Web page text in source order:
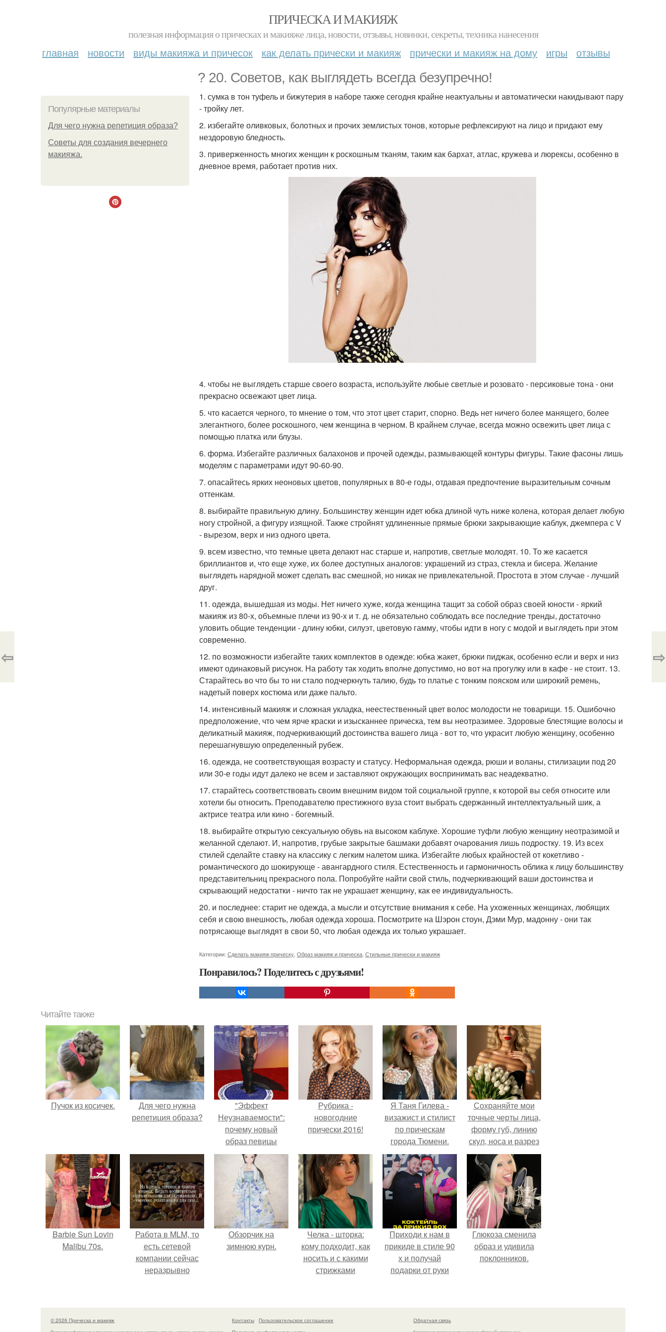
ПРИЧЕСКА И МАКИЯЖ
полезная информация о прическах и макияже лица, новости, отзывы, новинки, секреты, техника нанесения
главная новости виды макияжа и причесок как делать прически и макияж прически и макияж на дому игры отзывы
? 20. Советов, как выглядеть всегда безупречно!
Популярные материалы
Для чего нужна репетиция образа?
Советы для создания вечернего
макияжа.
1. сумка в тон туфель и бижутерия в наборе также сегодня крайне неактуальны и автоматически накидывают пару
- тройку лет.
2. избегайте оливковых, болотных и прочих землистых тонов, которые рефлексируют на лицо и придают ему
нездоровую бледность.
3. приверженность многих женщин к роскошным тканям, таким как бархат, атлас, кружева и люрексы, особенно в
дневное время, работает против них.
4. чтобы не выглядеть старше своего возраста, используйте любые светлые и розовато - персиковые тона - они
прекрасно освежают цвет лица.
5. что касается черного, то мнение о том, что этот цвет старит, спорно. Ведь нет ничего более манящего, более
элегантного, более роскошного, чем женщина в черном. В крайнем случае, всегда можно освежить цвет лица с
помощью платка или блузы.
6. форма. Избегайте различных балахонов и прочей одежды, размывающей контуры фигуры. Такие фасоны лишь
моделям с параметрами идут 90-60-90.
7. опасайтесь ярких неоновых цветов, популярных в 80-е годы, отдавая предпочтение выразительным сочным
оттенкам.
8. выбирайте правильную длину. Большинству женщин идет юбка длиной чуть ниже колена, которая делает любую
ногу стройной, а фигуру изящной. Также стройнят удлиненные прямые брюки закрывающие каблук, джемпера с V
- вырезом, верх и низ одного цвета.
9. всем известно, что темные цвета делают нас старше и, напротив, светлые молодят. 10. То же касается
бриллиантов и, что еще хуже, их более доступных аналогов: украшений из страз, стекла и бисера. Желание
выглядеть нарядной может сделать вас смешной, но никак не привлекательной. Простота в этом случае - лучший
друг.
11. одежда, вышедшая из моды. Нет ничего хуже, когда женщина тащит за собой образ своей юности - яркий
макияж из 80-х, объемные плечи из 90-х и т. д. не обязательно соблюдать все последние тренды, достаточно
уловить общие тенденции - длину юбки, силуэт, цветовую гамму, чтобы идти в ногу с модой и выглядеть при этом
современно.
12. по возможности избегайте таких комплектов в одежде: юбка жакет, брюки пиджак, особенно если и верх и низ
имеют одинаковый рисунок. На работу так ходить вполне допустимо, но вот на прогулку или в кафе - не стоит. 13.
Старайтесь во что бы то ни стало подчеркнуть талию, будь то платье с тонким пояском или широкий ремень,
надетый поверх костюма или даже пальто.
14. интенсивный макияж и сложная укладка, неестественный цвет волос молодости не товарищи. 15. Ошибочно
предположение, что чем ярче краски и изысканнее прическа, тем вы неотразимее. Здоровые блестящие волосы и
деликатный макияж, подчеркивающий достоинства вашего лица - вот то, что украсит любую женщину, особенно
перешагнувшую определенный рубеж.
16. одежда, не соответствующая возрасту и статусу. Неформальная одежда, рюши и воланы, стилизации под 20
или 30-е годы идут далеко не всем и заставляют окружающих воспринимать вас неадекватно.
17. старайтесь соответствовать своим внешним видом той социальной группе, к которой вы себя относите или
хотели бы относить. Преподавателю престижного вуза стоит выбрать сдержанный интеллектуальный шик, а
актрисе театра или кино - богемный.
18. выбирайте открытую сексуальную обувь на высоком каблуке. Хорошие туфли любую женщину неотразимой и
желанной сделают. И, напротив, грубые закрытые башмаки добавят очарования лишь подростку. 19. Из всех
стилей сделайте ставку на классику с легким налетом шика. Избегайте любых крайностей от кокетливо -
романтического до шокирующе - авангардного стиля. Естественность и гармоничность облика к лицу большинству
представительниц прекрасного пола. Попробуйте найти свой стиль, подчеркивающий ваши достоинства и
скрывающий недостатки - ничто так не украшает женщину, как ее индивидуальность.
20. и последнее: старит не одежда, а мысли и отсутствие внимания к себе. На ухоженных женщинах, любящих
себя и свою внешность, любая одежда хороша. Посмотрите на Шэрон стоун, Дэми Мур, мадонну - они так
потрясающе выглядят в свои 50, что любая одежда их только украшает.
Категории: Сделать макияж прическу Образ макияж и прическа Стильные прически и макияж
Понравилось? Поделитесь с друзьями!
⇦ ⇨
Читайте также
Пучок из косичек.
Для чего нужна
репетиция образа?
"Эффект
Неузнаваемости":
почему новый
образ певицы
вызвал споры о
гранях
возможного?
Рубрика -
новогодние
прически 2016!
Я Таня Гилева -
визажист и стилист
по прическам
города Тюмени.
Сохраняйте мои
точные черты лица,
форму губ, линию
скул, носа и разрез
глаз.
Barbie Sun Lovin
Malibu 70s.
Работа в MLM, то
есть сетевой
компании сейчас
неразрывно
своей страницы в
Обзорчик на
зимнюю курн.
Челка - шторка:
кому подходит, как
носить и с какими
стрижками
Приходи к нам в
прикиде в стиле 90
х и получай
подарки от руки
Глюкоза сменила
образ и удивила
поклонников.
© 2026 Прическа и макияж Контакты
Пользовательское соглашение
Обратная связь